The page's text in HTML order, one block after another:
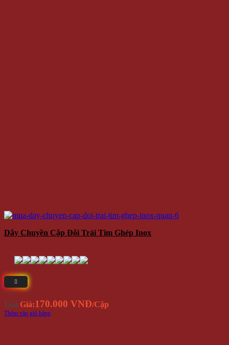
Dây Chuyền Cặp Đôi Trái Tim Ghép Inox
⭐(1)
Giá Giá:170.000 VNĐ/Cặp
Thêm vào giỏ hàng